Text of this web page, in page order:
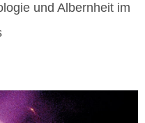
und Albernheit im